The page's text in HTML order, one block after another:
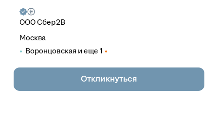
ОООСбер2B
Москва
Воронцовская и еще 1
Откликнуться